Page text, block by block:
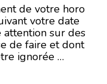
de votre horo
votre date
attention sur des
de faire et dont
ignorée …